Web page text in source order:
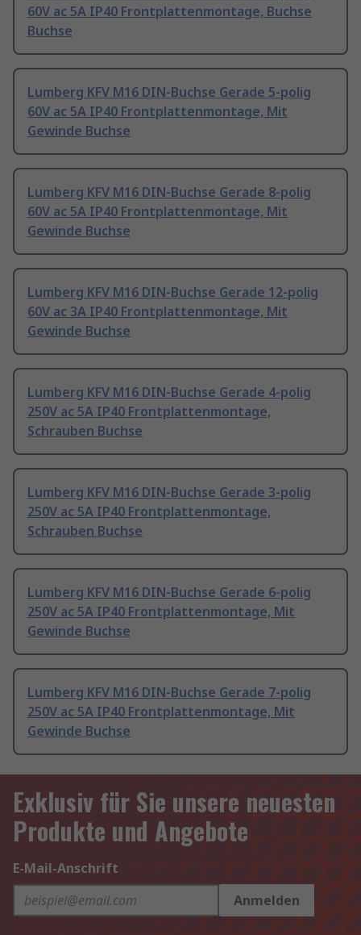
60V ac 5A IP40 Frontplattenmontage, Buchse
Buchse
Lumberg KFV M16 DIN-Buchse Gerade 5-polig
60V ac 5A IP40 Frontplattenmontage, Mit
Gewinde Buchse
Lumberg KFV M16 DIN-Buchse Gerade 8-polig
60V ac 5A IP40 Frontplattenmontage, Mit
Gewinde Buchse
Lumberg KFV M16 DIN-Buchse Gerade 12-polig
60V ac 3A IP40 Frontplattenmontage, Mit
Gewinde Buchse
Lumberg KFV M16 DIN-Buchse Gerade 4-polig
250V ac 5A IP40 Frontplattenmontage,
Schrauben Buchse
Lumberg KFV M16 DIN-Buchse Gerade 3-polig
250V ac 5A IP40 Frontplattenmontage,
Schrauben Buchse
Lumberg KFV M16 DIN-Buchse Gerade 6-polig
250V ac 5A IP40 Frontplattenmontage, Mit
Gewinde Buchse
Lumberg KFV M16 DIN-Buchse Gerade 7-polig
250V ac 5A IP40 Frontplattenmontage, Mit
Gewinde Buchse
Exklusiv für Sie unsere neuesten
Produkte und Angebote
E-Mail-Anschrift
Anmelden